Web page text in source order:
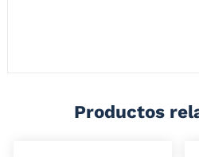
Productos